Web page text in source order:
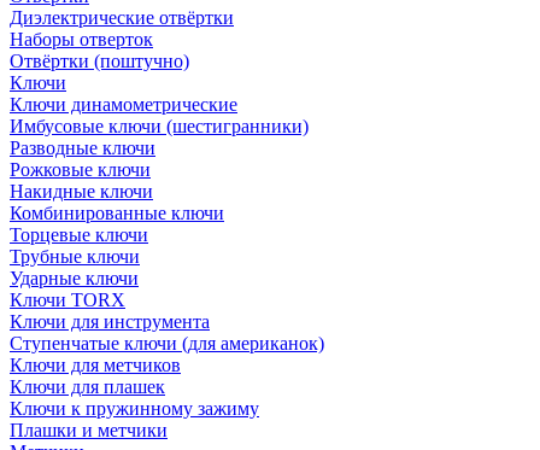
Диэлектрические отвёртки
Наборы отверток
Отвёртки (поштучно)
Ключи
Ключи динамометрические
Имбусовые ключи (шестигранники)
Разводные ключи
Рожковые ключи
Накидные ключи
Комбинированные ключи
Торцевые ключи
Трубные ключи
Ударные ключи
Ключи TORX
Ключи для инструмента
Ступенчатые ключи (для американок)
Ключи для метчиков
Ключи для плашек
Ключи к пружинному зажиму
Плашки и метчики